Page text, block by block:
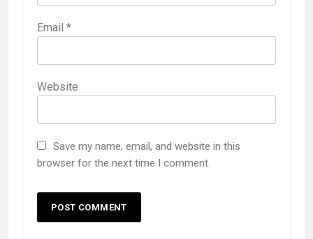
Email *
Website
Save my name, email, and website in this
browser for the next time I comment.